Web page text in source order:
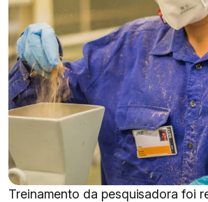
Treinamento da pesquisadora foi